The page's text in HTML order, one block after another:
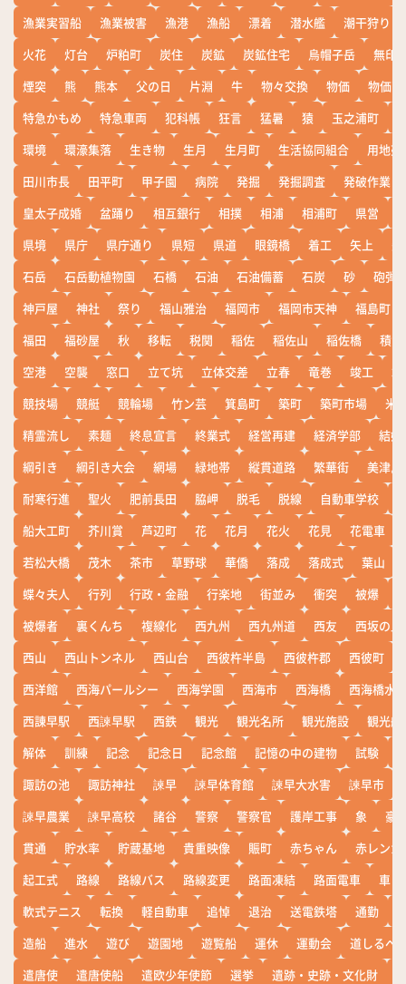
漁業実習船
漁業被害 漁港 漁船 漂着 潜水艦
潮干狩り
火花
灯台 炉粕町 炭住 炭鉱 炭鉱住宅 烏帽子岳
無印
煙突
熊 熊本 父の日 片淵 牛 物々交換 物価
物価高
特急かもめ
特急車両 犯科帳 狂言 猛暑 猿 玉之浦町
環境
環濠集落 生き物 生月 生月町 生活協同組合
用地売
田川市長
田平町 甲子園 病院 発掘 発掘調査
発破作業
皇太子成婚
盆踊り 相互銀行 相撲 相浦 相浦町 県営
県境
県庁 県庁通り 県短 県道 眼鏡橋 着工 矢上
石岳
石岳動植物園 石橋 石油 石油備蓄 石炭 砂
砲弾
神戸屋
神社 祭り 福山雅治 福岡市 福岡市天神
福島町
福田
福砂屋 秋 移転 税関 稲佐 稲佐山 稲佐橋
積雪
空港
空襲 窓口 立て坑 立体交差 立春 竜巻 竣工
競技場
競艇 競輪場 竹ン芸 箕島町 築町 築町市場
米
精霊流し
素麺 終息宣言 終業式 経営再建 経済学部
結婚
綱引き
綱引き大会 網場 緑地帯 縦貫道路 繁華街
美津島
耐寒行進
聖火 肥前長田 脇岬 脱毛 脱線 自動車学校
船大工町
芥川賞 芦辺町 花 花月 花火 花見 花電車
若松大橋
茂木 茶市 草野球 華僑 落成 落成式 葉山
蝶々夫人
行列 行政・金融 行楽地 街並み 衝突 被爆
被爆者
裏くんち 複線化 西九州 西九州道 西友
西坂の丘
西山
西山トンネル 西山台 西彼杵半島 西彼杵郡 西彼町
西洋館
西海パールシー 西海学園 西海市 西海橋
西海橋水
西諌早駅
西諫早駅 西鉄 観光 観光名所 観光施設
観光船
解体
訓練 記念 記念日 記念館 記憶の中の建物 試験
諏訪の池
諏訪神社 諫早 諫早体育館 諫早大水害 諫早市
諫早農業
諫早高校 諸谷 警察 警察官 護岸工事 象
豪
貫通
貯水率 貯蔵基地 貴重映像 賑町 赤ちゃん
赤レンガ
起工式
路線 路線バス 路線変更 路面凍結 路面電車
車
軟式テニス
転換 軽自動車 追悼 退治 送電鉄塔 通勤
造船
進水 遊び 遊園地 遊覧船 運休 運動会
道しるべ
遣唐使
遣唐使船 遣欧少年使節 選挙 遺跡・史跡・文化財